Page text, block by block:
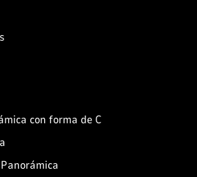
con forma de C